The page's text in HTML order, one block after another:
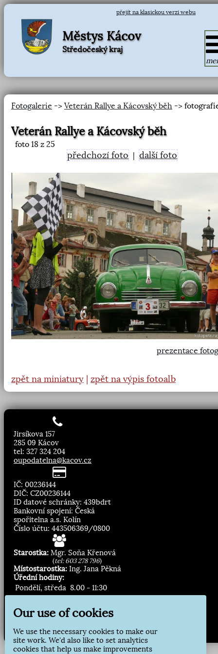
přejít na klasickou verzi webu
Městys Kácov
Středočeský kraj
Fotogalerie -> Veterán Rallye a Kácovský běh ->
Veterán Rallye a Kácovský běh
foto 18 z 25
předchozí foto |další foto
prezentace
zpět na miniatury zpět na výpis fotoalb
Jirsíkova 157
285 09 Kácov
tel: 327 324 204
oupodatelna@kacov.cz
IČ: 00236144
DIČ: CZ00236144
ID datové schránky: 439bdrt
Bankovní spojení: Česká
spořitelna a.s. Kolín
Číslo účtu: 443506369/0800
Starostka: Mgr. Soňa Křenová
(tel: 603 278 796)
Místostarostka: Ing. Jana Pěkná
Úřední hodiny:
Pondělí, středa 8.00 - 11:30
Přihlásit odběr
Our use of cookies
We use the necessary cookies to make our
site work. We'd also like to set analytics
cookies that help us make improvements